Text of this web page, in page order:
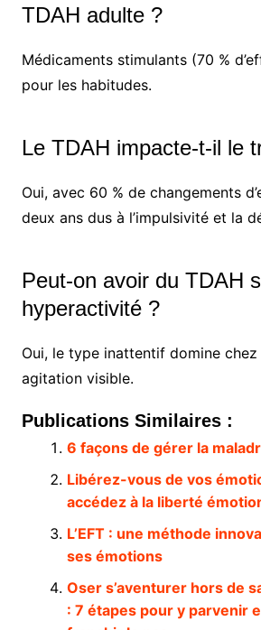
TDAH adulte ?
Médicaments stimulants (70 %
pour les habitudes.
Le TDAH impacte-t-il le
Oui, avec 60 % de changements
deux ans dus à l’impulsivité et la
Peut-on avoir du TDAH
hyperactivité ?
Oui, le type inattentif domine chez
agitation visible.
Publications Similaires :
6 façons de gérer la
Libérez-vous de vos
accédez à la liberté
L’EFT : une méthode
ses émotions
Oser s’aventurer hors de
: 7 étapes pour y parvenir